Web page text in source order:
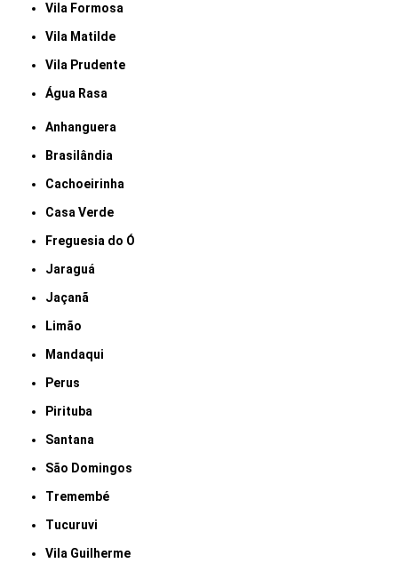
Vila Formosa
Vila Matilde
Vila Prudente
Água Rasa
Anhanguera
Brasilândia
Cachoeirinha
Casa Verde
Freguesia do Ó
Jaraguá
Jaçanã
Limão
Mandaqui
Perus
Pirituba
Santana
São Domingos
Tremembé
Tucuruvi
Vila Guilherme